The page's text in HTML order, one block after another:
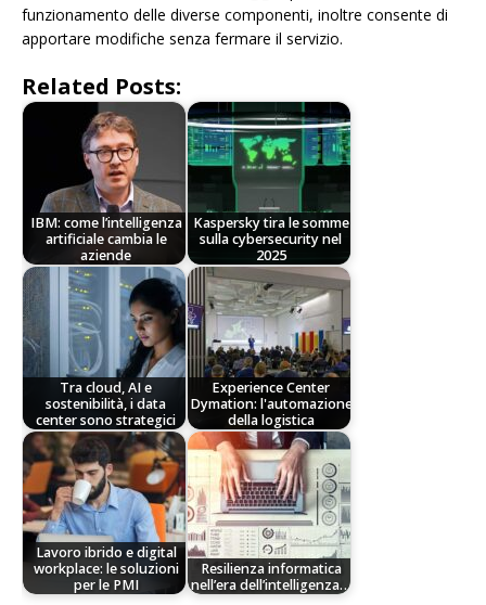
funzionamento delle diverse componenti, inoltre consente di
apportare modifiche senza fermare il servizio.
Related Posts:
IBM: come l’intelligenza
artificiale cambia le
aziende
Kaspersky tira le somme
sulla cybersecurity nel
2025
Tra cloud, AI e
sostenibilità, i data
center sono strategici
Experience Center
Dymation: l'automazione
della logistica
Lavoro ibrido e digital
workplace: le soluzioni
per le PMI
Resilienza informatica
nell’era dell’intelligenza…